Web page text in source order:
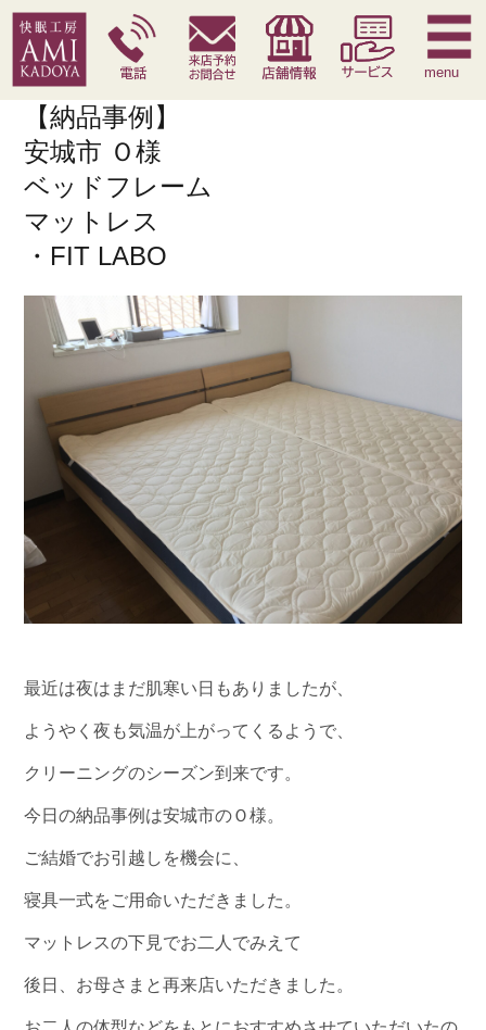
快眠枕 腰痛対策寝具 季節寝具 サービス
menu
【納品事例】
安城市 Ｏ様
ベッドフレーム
マットレス
・FIT LABO
最近は夜はまだ肌寒い日もありましたが、
ようやく夜も気温が上がってくるようで、
クリーニングのシーズン到来です。
今日の納品事例は安城市のＯ様。
ご結婚でお引越しを機会に、
寝具一式をご用命いただきました。
マットレスの下見でお二人でみえて
後日、お母さまと再来店いただきました。